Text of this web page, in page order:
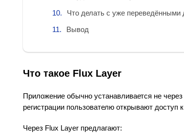
Что делать с уже переведёнными
Вывод
Что такое Flux Layer
Приложение обычно устанавливается не
регистрации пользователю открывают доступ
Через Flux Layer предлагают: